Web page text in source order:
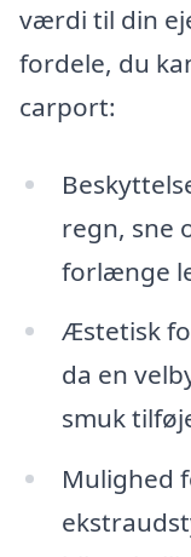
værdi til din
fordele, du
carport:
regn, sne
forlænge
Æstetisk
da en
smuk
Mulighed